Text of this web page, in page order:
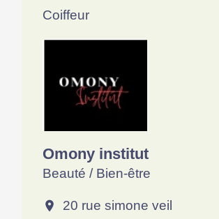
Coiffeur
Omony institut
Beauté / Bien-être
location_on
20 rue simone veil